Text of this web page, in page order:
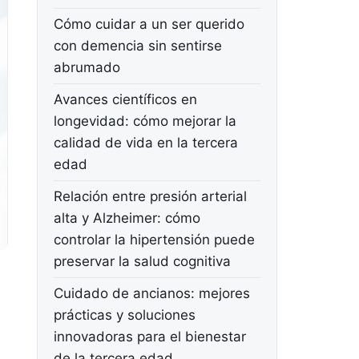
Cómo cuidar a un ser querido
con demencia sin sentirse
abrumado
Avances científicos en
longevidad: cómo mejorar la
calidad de vida en la tercera
edad
Relación entre presión arterial
alta y Alzheimer: cómo
controlar la hipertensión puede
preservar la salud cognitiva
Cuidado de ancianos: mejores
prácticas y soluciones
innovadoras para el bienestar